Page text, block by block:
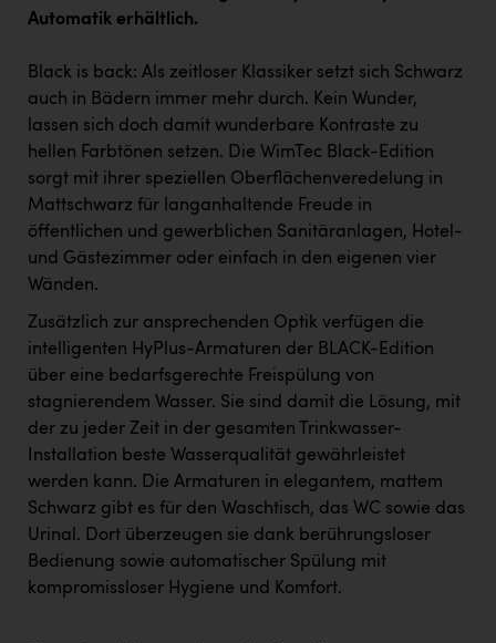
Automatik erhältlich.
Black is back: Als zeitloser Klassiker setzt sich Schwarz
auch in Bädern immer mehr durch. Kein Wunder,
lassen sich doch damit wunderbare Kontraste zu
hellen Farbtönen setzen. Die WimTec Black-Edition
sorgt mit ihrer speziellen Oberflächenveredelung in
Mattschwarz für langanhaltende Freude in
öffentlichen und gewerblichen Sanitäranlagen, Hotel-
und Gästezimmer oder einfach in den eigenen vier
Wänden.
Zusätzlich zur ansprechenden Optik verfügen die
intelligenten HyPlus-Armaturen der BLACK-Edition
über eine bedarfsgerechte Freispülung von
stagnierendem Wasser. Sie sind damit die Lösung, mit
der zu jeder Zeit in der gesamten Trinkwasser-
Installation beste Wasserqualität gewährleistet
werden kann. Die Armaturen in elegantem, mattem
Schwarz gibt es für den Waschtisch, das WC sowie das
Urinal. Dort überzeugen sie dank berührungsloser
Bedienung sowie automatischer Spülung mit
kompromissloser Hygiene und Komfort.